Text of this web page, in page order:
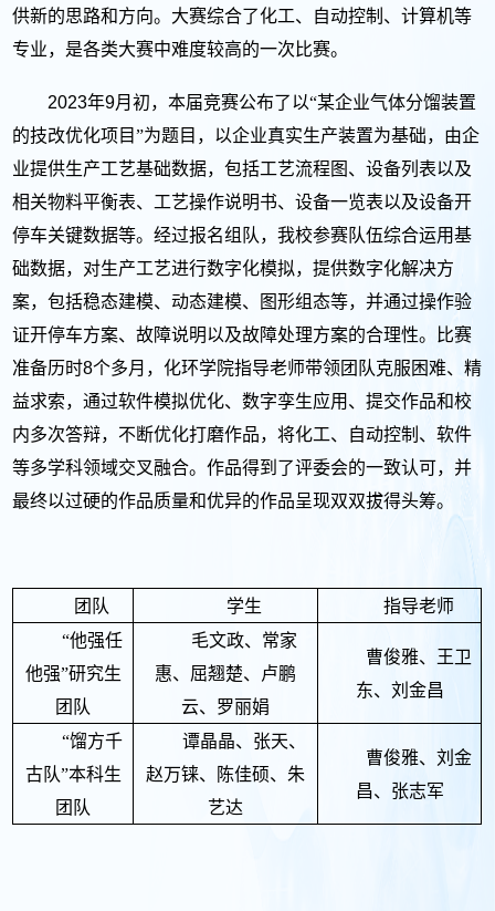
供新的思路和方向。大赛综合了化工、自动控制、计算机等
专业，是各类大赛中难度较高的一次比赛。
2023年9月初，本届竞赛公布了以“某企业气体分馏装置
的技改优化项目”为题目，以企业真实生产装置为基础，由企
业提供生产工艺基础数据，包括工艺流程图、设备列表以及
相关物料平衡表、工艺操作说明书、设备一览表以及设备开
停车关键数据等。经过报名组队，我校参赛队伍综合运用基
础数据，对生产工艺进行数字化模拟，提供数字化解决方
案，包括稳态建模、动态建模、图形组态等，并通过操作验
证开停车方案、故障说明以及故障处理方案的合理性。比赛
准备历时8个多月，化环学院指导老师带领团队克服困难、精
益求索，通过软件模拟优化、数字孪生应用、提交作品和校
内多次答辩，不断优化打磨作品，将化工、自动控制、软件
等多学科领域交叉融合。作品得到了评委会的一致认可，并
最终以过硬的作品质量和优异的作品呈现双双拔得头筹。
团队 学生
指导老师
“他强任
他强”研究生
团队
毛文政、常家
惠、屈翘楚、卢鹏
云、罗丽娟
曹俊雅、王卫
东、刘金昌
“馏方千
古队”本科生
团队
谭晶晶、张天、
赵万铼、陈佳硕、朱
艺达
曹俊雅、刘金
昌、张志军